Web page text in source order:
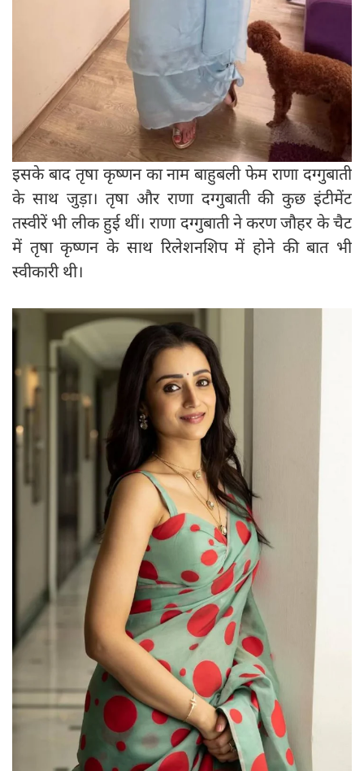
इसके बाद तृषा कृष्णन का नाम बाहुबली फेम राणा दग्गुबाती
के साथ जुड़ा। तृषा और राणा दग्गुबाती की कुछ इंटीमेंट
तस्वीरें भी लीक हुई थीं। राणा दग्गुबाती ने करण जौहर के चैट
में तृषा कृष्णन के साथ रिलेशनशिप में होने की बात भी
स्वीकारी थी।